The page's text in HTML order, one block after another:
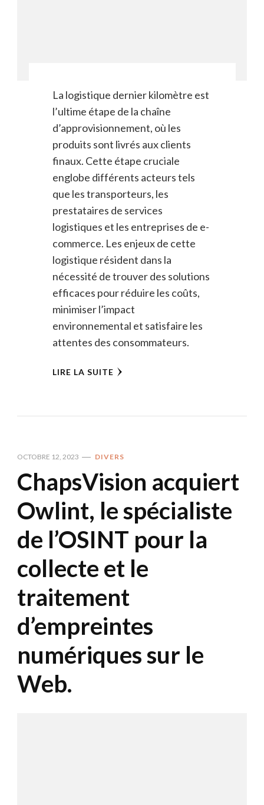
La logistique dernier kilomètre est
l’ultime étape de la chaîne
d’approvisionnement, où les
produits sont livrés aux clients
finaux. Cette étape cruciale
englobe différents acteurs tels
que les transporteurs, les
prestataires de services
logistiques et les entreprises de e-
commerce. Les enjeux de cette
logistique résident dans la
nécessité de trouver des solutions
efficaces pour réduire les coûts,
minimiser l’impact
environnemental et satisfaire les
attentes des consommateurs.
LIRE LA SUITE
OCTOBRE 12, 2023 DIVERS
ChapsVision acquiert
Owlint, le spécialiste
de l’OSINT pour la
collecte et le
traitement
d’empreintes
numériques sur le
Web.